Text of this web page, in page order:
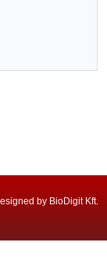
by BioDigit Kft.